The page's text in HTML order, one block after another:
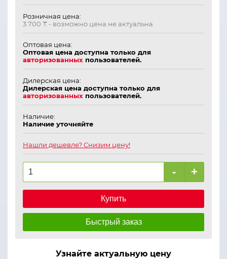
Розничная цена:
3 700 ₸ - возможно цена не актуальна
Оптовая цена:
Оптовая цена доступна только для
авторизованных пользователей.
Дилерская цена:
Дилерская цена доступна только для
авторизованных пользователей.
Наличие:
Наличие уточняйте
Нашли дешевле? Снизим цену!
- +
Купить
Быстрый заказ
Узнайте актуальную цену